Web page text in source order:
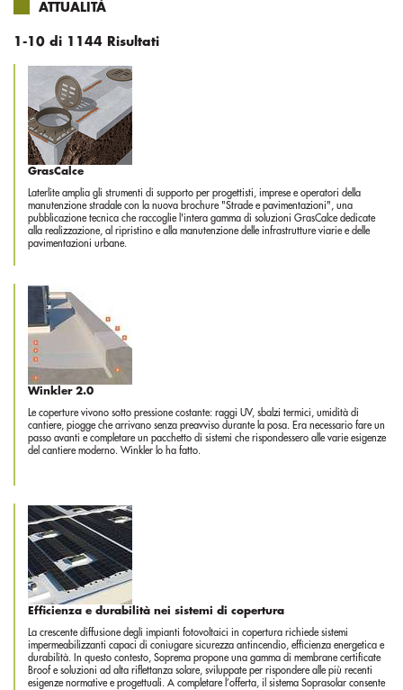
ATTUALITÀ
1-10 di 1144 Risultati
GrasCalce
Laterlite amplia gli strumenti di supporto per progettisti, imprese e operatori della
manutenzione stradale con la nuova brochure "Strade e pavimentazioni", una
pubblicazione tecnica che raccoglie l'intera gamma di soluzioni GrasCalce dedicate
alla realizzazione, al ripristino e alla manutenzione delle infrastrutture viarie e delle
pavimentazioni urbane.
Winkler 2.0
Le coperture vivono sotto pressione costante: raggi UV, sbalzi termici, umidità di
cantiere, piogge che arrivano senza preavviso durante la posa. Era necessario fare un
passo avanti e completare un pacchetto di sistemi che rispondessero alle varie esigenze
del cantiere moderno. Winkler lo ha fatto.
Efficienza e durabilità nei sistemi di copertura
La crescente diffusione degli impianti fotovoltaici in copertura richiede sistemi
impermeabilizzanti capaci di coniugare sicurezza antincendio, efficienza energetica e
durabilità. In questo contesto, Soprema propone una gamma di membrane certificate
Broof e soluzioni ad alta riflettanza solare, sviluppate per rispondere alle più recenti
esigenze normative e progettuali. A completare l’offerta, il sistema Soprasolar consente